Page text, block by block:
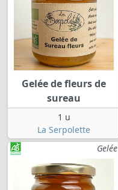
Gelée de fleurs de
sureau
1 u
La Serpolette
Gelée